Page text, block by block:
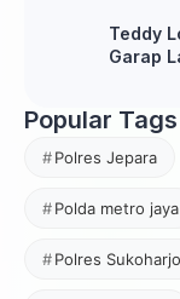
Teddy
Garap
Popular Tags
Polres Jepara
Polda metro jaya
Polres Sukoharjo